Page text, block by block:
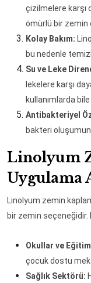
çizilmelere karşı
ömürlü bir zemin
Kolay Bakım:
bu nedenle
Su ve Leke
lekelere karşı
kullanımlarda bile
Antibakteriyel
bakteri
Linolyum
Uygulama
Linolyum zemin
bir zemin seçeneğidir.
Okullar ve
çocuk dostu
Sağlık Sektörü: